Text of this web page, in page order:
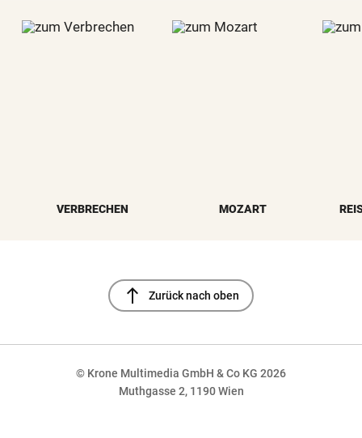
VERBRECHEN MOZART
north Zurück nach oben
© Krone Multimedia GmbH & Co KG 2026
Muthgasse 2, 1190 Wien